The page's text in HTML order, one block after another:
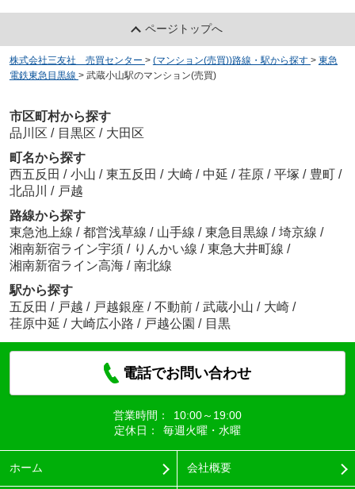
ページトップへ
株式会社三友社 売買センター > (マンション(売買))路線・駅から探す > 東急
電鉄東急目黒線 > 武蔵小山駅のマンション(売買)
市区町村から探す
品川区 / 目黒区 / 大田区
町名から探す
西五反田 / 小山 / 東五反田 / 大崎 / 中延 / 荏原 / 平塚 / 豊町 /
北品川 / 戸越
路線から探す
東急池上線 / 都営浅草線 / 山手線 / 東急目黒線 / 埼京線 /
湘南新宿ライン宇須 / りんかい線 / 東急大井町線 /
湘南新宿ライン高海 / 南北線
駅から探す
五反田 / 戸越 / 戸越銀座 / 不動前 / 武蔵小山 / 大崎 /
荏原中延 / 大崎広小路 / 戸越公園 / 目黒
電話でお問い合わせ
営業時間：
10:00～19:00
定休日：
毎週火曜・水曜
ホーム 会社概要